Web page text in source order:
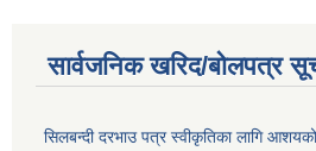
सार्वजनिक खरिद/बोलपत्र
सिलबन्दी दरभाउ पत्र स्वीकृतिका लागि